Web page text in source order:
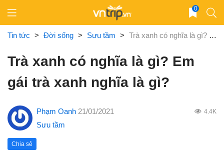
content
0
Tin tức > Đời sống > Sưu tầm > Trà xanh có nghĩa là gì? Em gái trà xanh nghĩa là gì?
Trà xanh có nghĩa là gì? Em
gái trà xanh nghĩa là gì?
Phạm Oanh 21/01/2021 4.4K
Sưu tầm
Chia sẻ